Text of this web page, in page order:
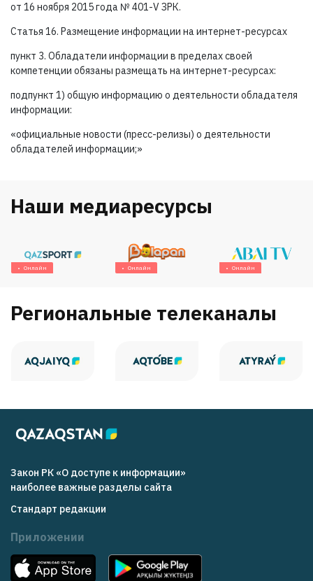
от 16 ноября 2015 года № 401-V ЗРК.
Статья 16. Размещение информации на интернет-ресурсах
пункт 3. Обладатели информации в пределах своей
компетенции обязаны размещать на интернет-ресурсах:
подпункт 1) общую информацию о деятельности обладателя
информации:
«официальные новости (пресс-релизы) о деятельности
обладателей информации;»
Наши медиаресурсы
Онлайн Онлайн Онлайн
Региональные телеканалы
Закон РК «О доступе к информации»
наиболее важные разделы сайта
Стандарт редакции
Приложении